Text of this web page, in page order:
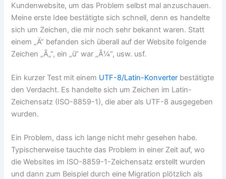
Kundenwebsite, um das Problem selbst mal anzuschauen.
Meine erste Idee bestätigte sich schnell, denn es handelte
sich um Zeichen, die mir noch sehr bekannt waren. Statt
einem „Ä“ befanden sich überall auf der Website folgende
Zeichen „Ã„“, ein „ü“ war „Ã¼“, usw. usf.
Ein kurzer Test mit einem UTF-8/Latin-Konverter bestätigte
den Verdacht. Es handelte sich um Zeichen im Latin-
Zeichensatz (ISO-8859-1), die aber als UTF-8 ausgegeben
wurden.
Ein Problem, dass ich lange nicht mehr gesehen habe.
Typischerweise tauchte das Problem in einer Zeit auf, wo
die Websites im ISO-8859-1-Zeichensatz erstellt wurden
und dann zum Beispiel durch eine Migration plötzlich als